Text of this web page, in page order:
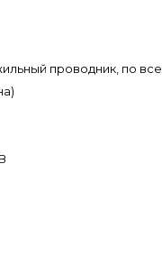
проводник, по